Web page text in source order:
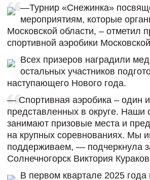
—Турнир «Снежинка»
мероприятиям, которые
Московской области, – отметил
спортивной аэробики
Всех призеров наградили
остальных участников
наступающего Нового года.
— Спортивная аэробика – один
представленных в округе. Наши
занимают призовые места и
на крупных соревнованиях. Мы
поддерживаем, — подчеркнула
Солнечногорск Виктория
В первом квартале 2025 года